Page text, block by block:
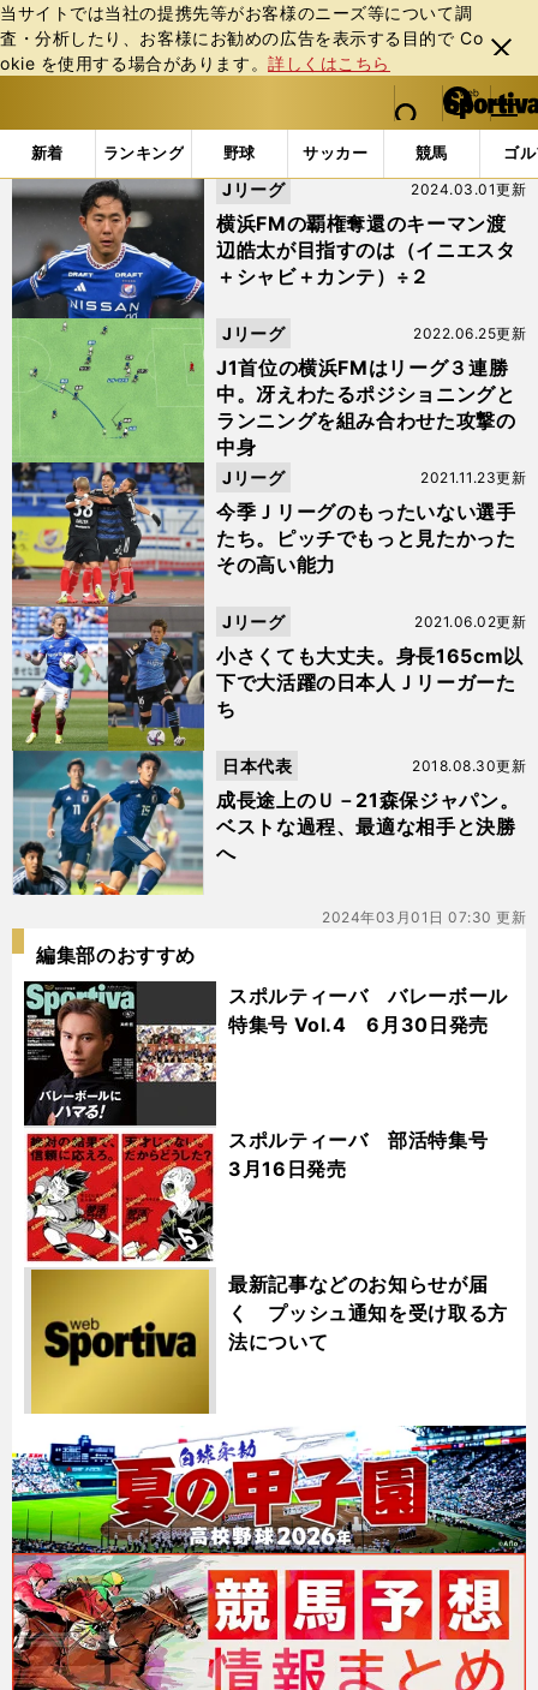
当サイトでは当社の提携先等がお客様のニーズ等について調
査・分析したり、お客様にお勧めの広告を表⽰する⽬的で Co
okie を使⽤する場合があります。詳しくはこちら
閉じ
る
web Sportiva (webスポルティーバ)
検索
マイペ
ー
ジ
メニュ
新着 ランキング 野球 サッカー 競馬 ゴ
b
ス
ポ
ル
テ
ィ
ー
バ
「#渡辺皓太」の最新ニュース・ 情報
横浜FMの覇権奪還のキーマン渡
辺皓太が目指すのは（イニエスタ
＋シャビ＋カンテ）÷２
2024.03.01更新
Jリーグ
J1首位の横浜FMはリーグ３連勝
中。冴えわたるポジショニングと
ランニングを組み合わせた攻撃の
中身
2022.06.25更新
Jリーグ
今季Ｊリーグのもったいない選手
たち。ピッチでもっと見たかった
その高い能力
2021.11.23更新
Jリーグ
小さくても大丈夫。身長165cm以
下で大活躍の日本人Ｊリーガーた
ち
2021.06.02更新
Jリーグ
成長途上のＵ－21森保ジャパン。
ベストな過程、最適な相手と決勝
へ
2018.08.30更新
日本代表
2024年03月01日 07:30 更新
編集部のおすすめ
スポルティーバ バレーボール
特集号 Vol.4 6月30日発売
スポルティーバ 部活特集号
3月16日発売
最新記事などのお知らせが届
く プッシュ通知を受け取る方
法について